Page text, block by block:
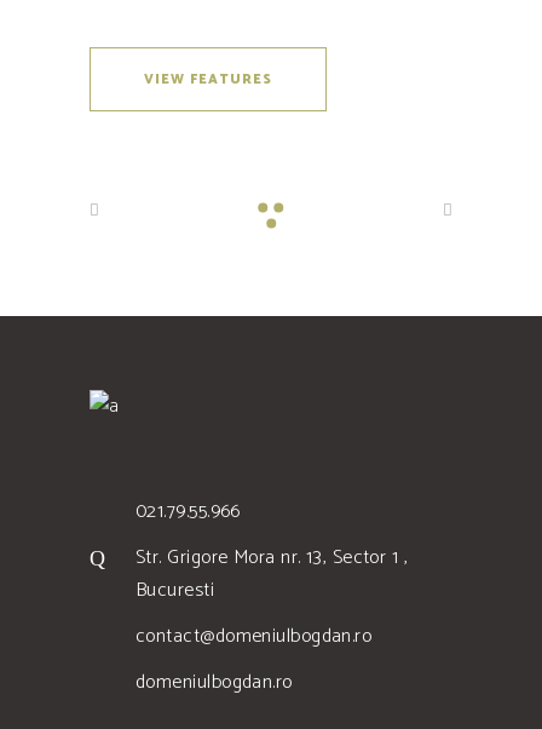
VIEW FEATURES
021.79.55.966
Str. Grigore Mora nr. 13, Sector 1 ,
Bucuresti
contact@domeniulbogdan.ro
domeniulbogdan.ro